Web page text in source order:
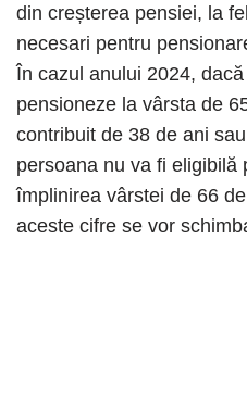
din creșterea pensiei, la
necesari pentru
În cazul anului 2024,
pensioneze la vârsta de
contribuit de 38 de ani
persoana nu va fi eligibilă
împlinirea vârstei de 66
aceste cifre se vor